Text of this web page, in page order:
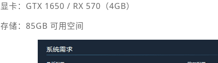
显卡：GTX 1650 / RX 570（4GB）
存储：85GB 可用空间